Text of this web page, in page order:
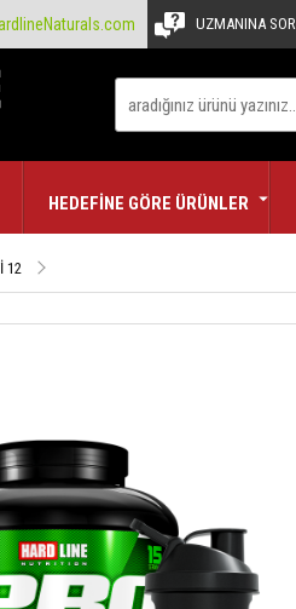
UZMANINA SOR
HEDEFİNE GÖRE ÜRÜNLER
12